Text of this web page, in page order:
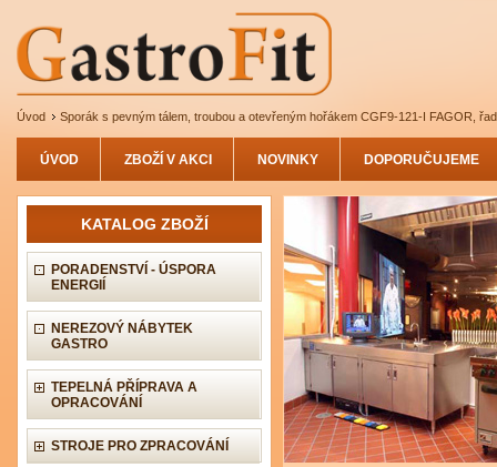
Úvod Sporák s pevným tálem, troubou a otevřeným hořákem CGF9-121-I FAGOR,
ÚVOD ZBOŽÍ V AKCI NOVINKY DOPORUČUJEME
KATALOG ZBOŽÍ
PORADENSTVÍ - ÚSPORA
ENERGIÍ
NEREZOVÝ NÁBYTEK
GASTRO
TEPELNÁ PŘÍPRAVA A
OPRACOVÁNÍ
STROJE PRO ZPRACOVÁNÍ